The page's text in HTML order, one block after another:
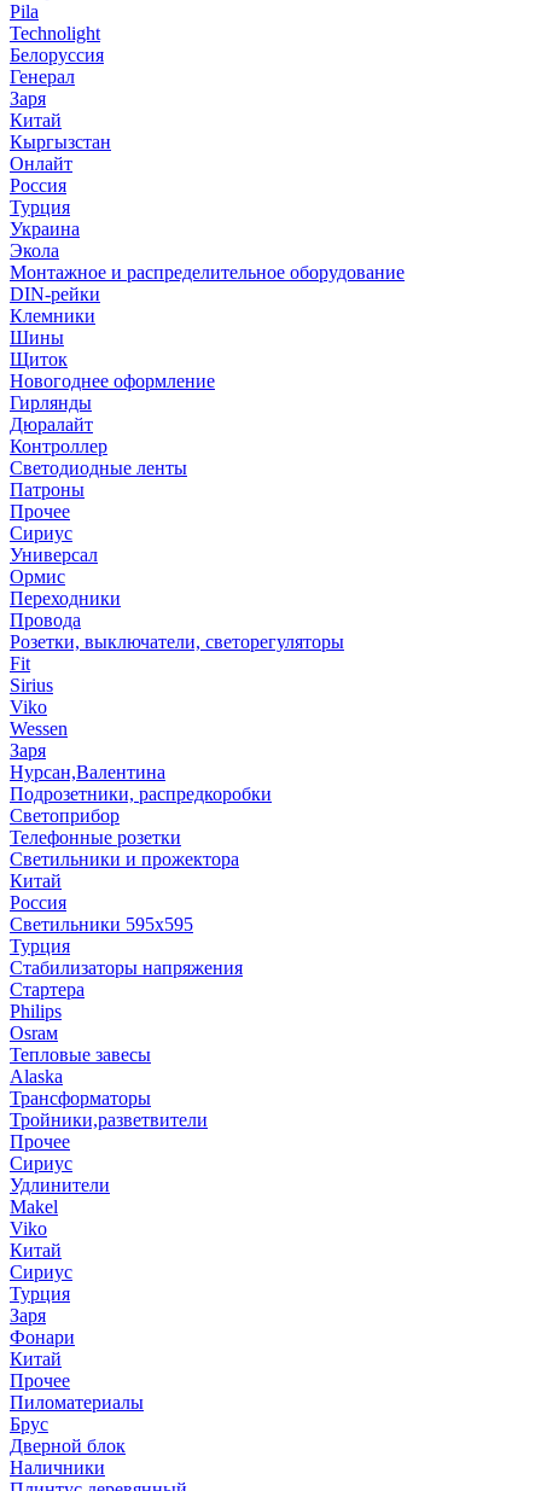
Pila
Technolight
Белоруссия
Генерал
Заря
Китай
Кыргызстан
Онлайт
Россия
Турция
Украина
Экола
Монтажное и распределительное оборудование
DIN-рейки
Клемники
Шины
Щиток
Новогоднее оформление
Гирлянды
Дюралайт
Контроллер
Светодиодные ленты
Патроны
Прочее
Сириус
Универсал
Ормис
Переходники
Провода
Розетки, выключатели, светорегуляторы
Fit
Sirius
Viko
Wessen
Заря
Нурсан,Валентина
Подрозетники, распредкоробки
Светоприбор
Телефонные розетки
Светильники и прожектора
Китай
Россия
Светильники 595х595
Турция
Стабилизаторы напряжения
Стартера
Philips
Оsrам
Тепловые завесы
Alaska
Трансформаторы
Тройники,разветвители
Прочее
Сириус
Удлинители
Makel
Viko
Китай
Сириус
Турция
Заря
Фонари
Китай
Прочее
Пиломатериалы
Брус
Дверной блок
Наличники